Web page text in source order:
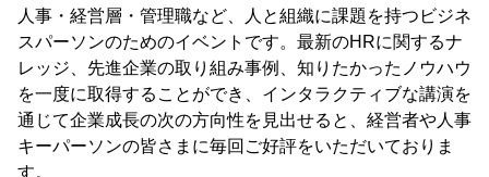
人事・経営層・管理職など、人と組織に課題を持つビジネ
スパーソンのためのイベントです。最新のHRに関するナ
レッジ、先進企業の取り組み事例、知りたかったノウハウ
を一度に取得することができ、インタラクティブな講演を
通じて企業成長の次の方向性を見出せると、経営者や人事
キーパーソンの皆さまに毎回ご好評をいただいておりま
す。